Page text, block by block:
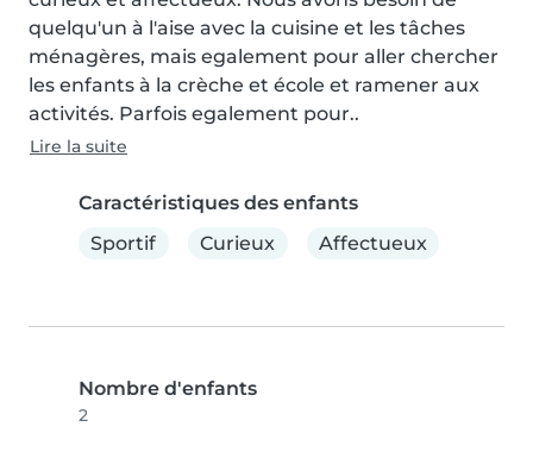
quelqu'un à l'aise avec la cuisine et les tâches
ménagères, mais egalement pour aller chercher
les enfants à la crèche et école et ramener aux
activités. Parfois egalement pour..
Lire la suite
Caractéristiques des enfants
Sportif
Curieux Affectueux
Nombre d'enfants
2